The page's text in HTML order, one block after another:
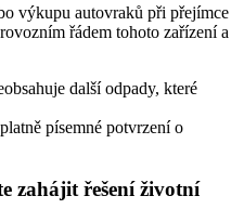
výkupu autovraků při přejímce
řádem tohoto zařízení a
další odpady, které
písemné potvrzení o
zahájit řešení životní